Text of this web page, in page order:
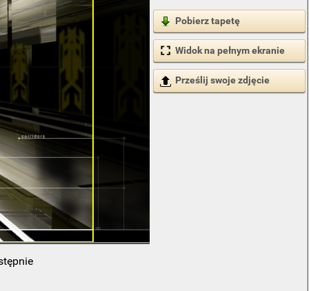
Pobierz tapetę
Widok na pełnym ekranie
Prześlij swoje zdjęcie